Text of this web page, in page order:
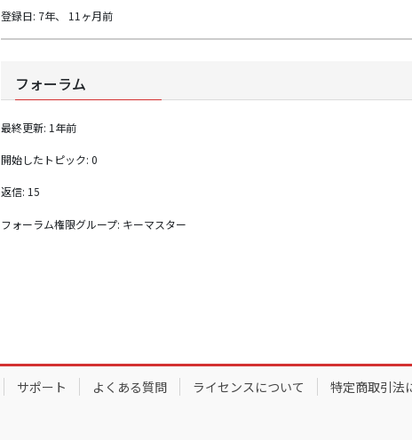
登録日: 7年、 11ヶ月前
フォーラム
最終更新: 1年前
開始したトピック: 0
返信: 15
フォーラム権限グループ: キーマスター
サポート よくある質問 ライセンスについて 特定商取引法